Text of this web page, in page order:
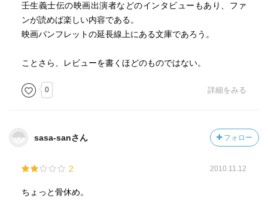
壬生義士伝の映画出演者などのインタビューもあり、ファ
ンが読めば楽しい内容である。
映画パンフレットの延長線上にある文庫であろう。
ことさら、レビューを書くほどのものではない。
0 詳細をみる
sasa-sanさん フォロー
2 2010.11.12
ちょっと骨休め。